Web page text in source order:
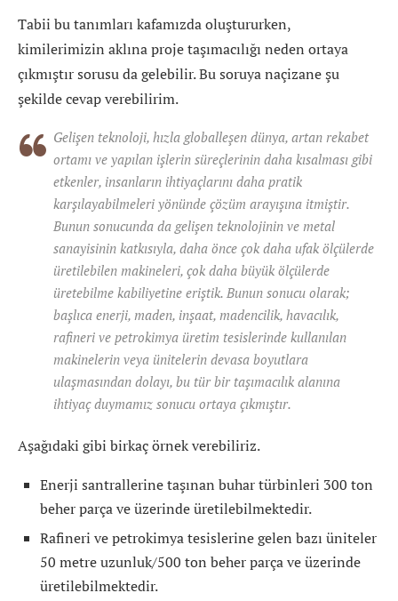
Tabii bu tanımları kafamızda oluştururken,
kimilerimizin aklına proje taşımacılığı neden ortaya
çıkmıştır sorusu da gelebilir. Bu soruya naçizane şu
şekilde cevap verebilirim.
Gelişen teknoloji, hızla globalleşen dünya, artan rekabet
ortamı ve yapılan işlerin süreçlerinin daha kısalması gibi
etkenler, insanların ihtiyaçlarını daha pratik
karşılayabilmeleri yönünde çözüm arayışına itmiştir.
Bunun sonucunda da gelişen teknolojinin ve metal
sanayisinin katkısıyla, daha önce çok daha ufak ölçülerde
üretilebilen makineleri, çok daha büyük ölçülerde
üretebilme kabiliyetine eriştik. Bunun sonucu olarak;
başlıca enerji, maden, inşaat, madencilik, havacılık,
rafineri ve petrokimya üretim tesislerinde kullanılan
makinelerin veya ünitelerin devasa boyutlara
ulaşmasından dolayı, bu tür bir taşımacılık alanına
ihtiyaç duymamız sonucu ortaya çıkmıştır.
Aşağıdaki gibi birkaç örnek verebiliriz.
Enerji santrallerine taşınan buhar türbinleri 300 ton
beher parça ve üzerinde üretilebilmektedir.
Rafineri ve petrokimya tesislerine gelen bazı üniteler
50 metre uzunluk/500 ton beher parça ve üzerinde
üretilebilmektedir.